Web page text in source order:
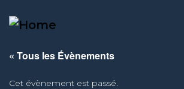
« Tous les Évènements
Cet évènement est passé.